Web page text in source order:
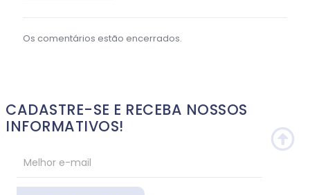
Os comentários estão encerrados.
CADASTRE-SE E RECEBA NOSSOS
INFORMATIVOS!